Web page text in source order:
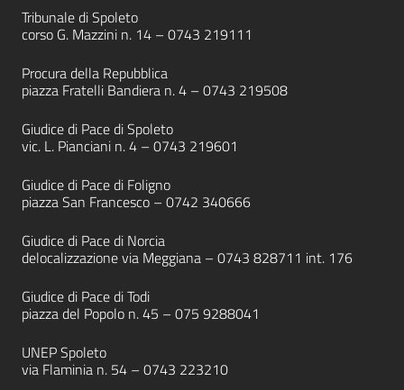
Tribunale di Spoleto
corso G. Mazzini n. 14 – 0743 219111
Procura della Repubblica
piazza Fratelli Bandiera n. 4 – 0743 219508
Giudice di Pace di Spoleto
vic. L. Pianciani n. 4 – 0743 219601
Giudice di Pace di Foligno
piazza San Francesco – 0742 340666
Giudice di Pace di Norcia
delocalizzazione via Meggiana – 0743 828711 int. 176
Giudice di Pace di Todi
piazza del Popolo n. 45 – 075 9288041
UNEP Spoleto
via Flaminia n. 54 – 0743 223210